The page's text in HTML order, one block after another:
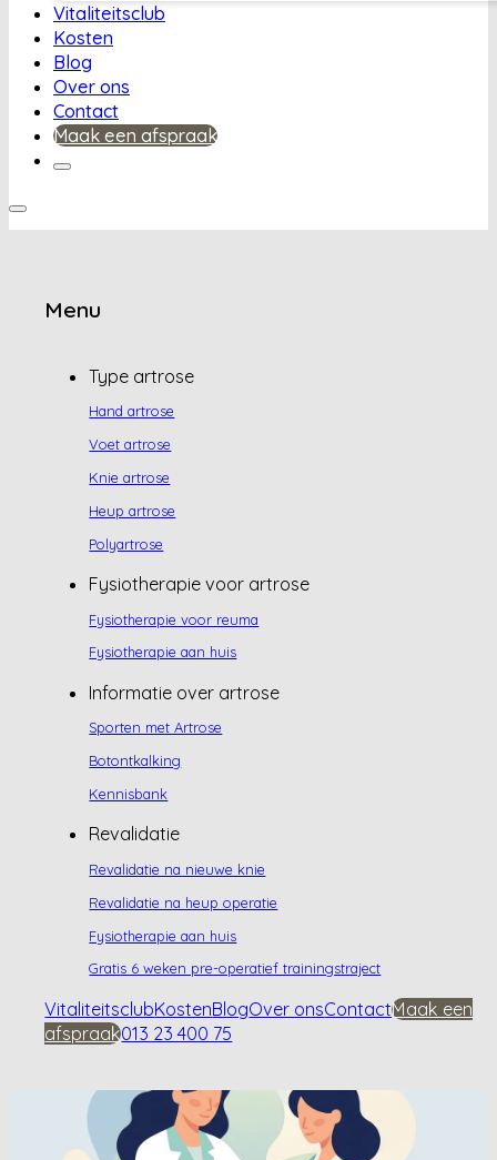
Vitaliteitsclub
Kosten
Blog
Over ons
Contact
Maak een afspraak
Menu
Type artrose
Hand artrose
Voet artrose
Knie artrose
Heup artrose
Polyartrose
Fysiotherapie voor artrose
Fysiotherapie voor reuma
Fysiotherapie aan huis
Informatie over artrose
Sporten met Artrose
Botontkalking
Kennisbank
Revalidatie
Revalidatie na nieuwe knie
Revalidatie na heup operatie
Fysiotherapie aan huis
Gratis 6 weken pre-operatief trainingstraject
VitaliteitsclubKostenBlogOver onsContactMaak een
afspraak013 23 400 75
Kennisbank Wat is knieartrose?